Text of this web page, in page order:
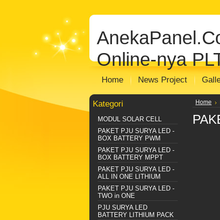
jual panel surya
Distributor Plts Sentralisasi Distributor
Online-nya
Home News Project
Kategori
MODUL SOLAR CELL
PAKET PJU SURYA LED -
BOX BATTERY PWM
PAKET PJU SURYA LED -
BOX BATTERY MPPT
PAKET PJU SURYA LED -
ALL IN ONE LITHIUM
PAKET PJU SURYA LED -
TWO in ONE
PJU SURYA LED
BATTERY LITHIUM PACK
Home